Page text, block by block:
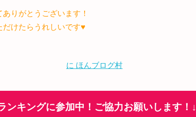
りがとうございます！
けたらうれしいです♥
に ほんブログ村
ンキングに参加中！ご協力お願いします！↓